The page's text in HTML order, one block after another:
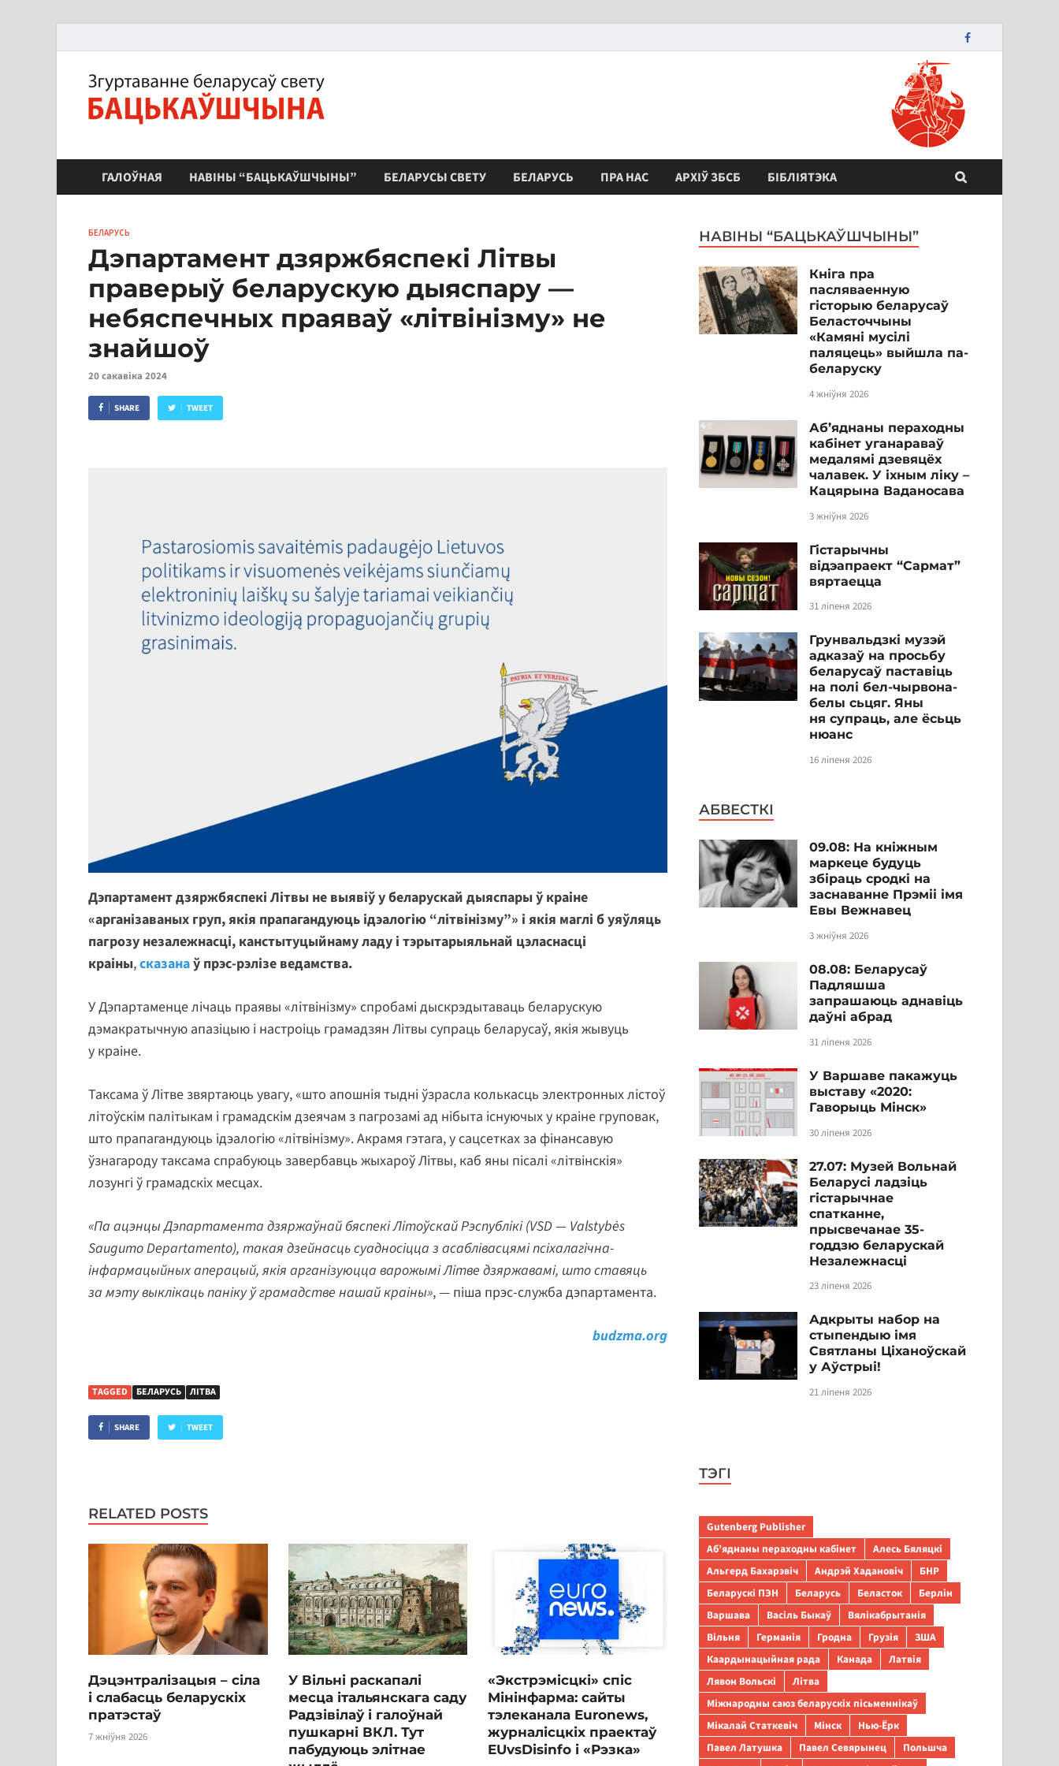
ЗБС "Бацькаўшчына"
ГАЛОЎНАЯ НАВІНЫ “БАЦЬКАЎШЧЫНЫ” БЕЛАРУСЫ СВЕТУ БЕЛАРУСЬ ПРА НАС АРХІЎ ЗБСБ БІБЛІЯТЭКА
БЕЛАРУСЬ
Дэпартамент дзяржбяспекі Літвы
праверыў беларускую дыяспару —
небяспечных праяваў «літвінізму» не
знайшоў
20 сакавіка 2024
SHARE TWEET
Дэпартамент дзяржбяспекі Літвы не выявіў у беларускай дыяспары ў краіне
«арганізаваных груп, якія прапагандуюць ідэалогію “літвінізму”» і якія маглі б уяўляць
пагрозу незалежнасці, канстытуцыйнаму ладу і тэрытарыяльнай цэласнасці
краіны,сказанаў прэс-рэлізе ведамства.
У Дэпартаменце лічаць праявы «літвінізму» спробамі дыскрэдытаваць беларускую
дэмакратычную апазіцыю і настроіць грамадзян Літвы супраць беларусаў, якія жывуць
у краіне.
Таксама ў Літве звяртаюць увагу, «што апошнія тыдні ўзрасла колькасць электронных лістоў
літоўскім палітыкам і грамадскім дзеячам з пагрозамі ад нібыта існуючых у краіне груповак,
што прапагандуюць ідэалогію «літвінізму». Акрамя гэтага, у сацсетках за фінансавую
ўзнагароду таксама спрабуюць завербавць жыхароў Літвы, каб яны пісалі «літвінскія»
лозунгі ў грамадскіх месцах.
«Па ацэнцы Дэпартамента дзяржаўнай бяспекі Літоўскай Рэспублікі (VSD — Valstybės
Saugumo Departamento), такая дзейнасць суадносіцца з асаблівасцямі псіхалагічна-
інфармацыйных аперацый, якія арганізуюцца варожымі Літве дзяржавамі, што ставяць
за мэту выклікаць паніку ў грамадстве нашай краіны», — піша прэс-служба дэпартамента.
budzma.org
TAGGED БЕЛАРУСЬ ЛІТВА
SHARE TWEET
RELATED POSTS
Дэцэнтралізацыя – сіла
і слабасць беларускіх
пратэстаў
7 жніўня 2026
У Вільні раскапалі
месца італьянскага саду
Радзівілаў і галоўнай
пушкарні ВКЛ. Тут
пабудуюць элітнае
«Экстрэмісцкі» спіс
Мінінфарма: сайты
тэлеканала Euronews,
журналісцкіх праектаў
EUvsDisinfo і «Рэзка»
НАВІНЫ “БАЦЬКАЎШЧЫНЫ”
Кніга пра
пасляваенную
гісторыю беларусаў
Беласточчыны
«Камяні мусілі
паляцець» выйшла па-
беларуску
4 жніўня 2026
Аб’яднаны пераходны
кабінет уганараваў
медалямі дзевяцёх
чалавек. У іхным ліку –
Кацярына Ваданосава
3 жніўня 2026
Гістарычны
відэапраект “Сармат”
вяртаецца
31 ліпеня 2026
Грунвальдзкі музэй
адказаў на просьбу
беларусаў паставіць
на полі бел-чырвона-
белы сьцяг. Яны
ня супраць, але ёсьць
нюанс
16 ліпеня 2026
АБВЕСТКІ
09.08: На кніжным
маркеце будуць
збіраць сродкі на
заснаванне Прэміі імя
Евы Вежнавец
3 жніўня 2026
08.08: Беларусаў
Падляшша
запрашаюць аднавіць
даўні абрад
31 ліпеня 2026
У Варшаве пакажуць
выставу «2020:
Гаворыць Мінск»
30 ліпеня 2026
27.07: Музей Вольнай
Беларусі ладзіць
гістарычнае
спатканне,
прысвечанае 35-
годдзю беларускай
Незалежнасці
23 ліпеня 2026
Адкрыты набор на
стыпендыю імя
Святланы Ціханоўскай
у Аўстрыі!
21 ліпеня 2026
ТЭГІ
Gutenberg Publisher
Аб’яднаны пераходны кабінет
Алесь Бяляцкі
Альгерд Бахарэвіч
Андрэй Хадановіч
БНР
Беларускі ПЭН
Беларусь Беласток
Берлін
Варшава
Васіль Быкаў
Вялікабрытанія
Вільня
Германія Гродна Грузія
ЗША
Каардынацыйная рада
Канада
Латвія
Лявон Вольскі
Літва
Міжнародны саюз беларускіх пісьменнікаў
Мікалай Статкевіч
Мінск
Нью-Ёрк
Павел Латушка
Павел Севярынец
Польшча